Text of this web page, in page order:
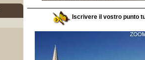
Iscrivere il vostro punto